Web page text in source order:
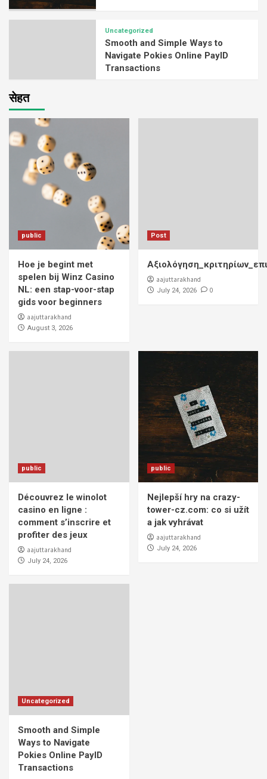
Uncategorized
Smooth and Simple Ways to
Navigate Pokies Online PayID
Transactions
सेहत
public
Hoe je begint met
spelen bij Winz Casino
NL: een stap-voor-stap
gids voor beginners
aajuttarakhand
August 3, 2026
Post
aajuttarakhand
July 24, 2026 0
public
Découvrez le winolot
casino en ligne :
comment s’inscrire et
profiter des jeux
aajuttarakhand
July 24, 2026
public
Nejlepší hry na crazy-
tower-cz.com: co si užít
a jak vyhrávat
aajuttarakhand
July 24, 2026
Uncategorized
Smooth and Simple
Ways to Navigate
Pokies Online PayID
Transactions